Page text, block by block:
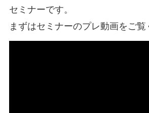
セミナーです。
まずはセミナーのプレ動画をご覧